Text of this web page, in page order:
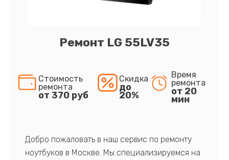
Ремонт LG 55LV35
Стоимость
ремонта
от 370 руб
Скидка
до
20%
Время
ремонта
от 20
мин
Добро пожаловать в наш сервис по ремонту
ноутбуков в Москве. Мы специализируемся на